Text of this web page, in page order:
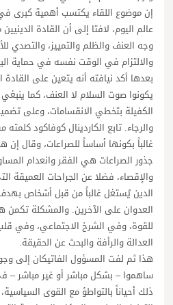
إن موضوع اللقاء يكتسب أهمية كبرى
عالم اليوم، لافتا إلى أن القادة
وجه العنف والظلم والتمييز، والتصدي
والالتزام في الوقت نفسه في حماية
بعدها أكد نيافته أنه يتعين على القادة
يكونوا صوت السلام لا العنف، كما
الكفيلة بتخطي الانقسامات، وعلى
والرجاء. تابع الكاردينال كوفاكود
غالباً بكونها أساساً للصراعات، وقال إن
جذور الصراعات هي الفقر وانعدام
والإقصاء، فضلا عن الجراحات العميقة
الدين يُستغل غالباً من قبل أشخاص بهدف
العدوان على الآخرين. والمشكلة
للقوة، وفي الشرخ الاجتماعي، وفي
العدالة والرأفة والبحث عن الحقيقة.
هذا ثم لفت المسؤول الفاتيكان إلى
ساهموا – بشكل مباشر أو غير مباشر
ذلك أحياناً بالتواطؤ مع القوى